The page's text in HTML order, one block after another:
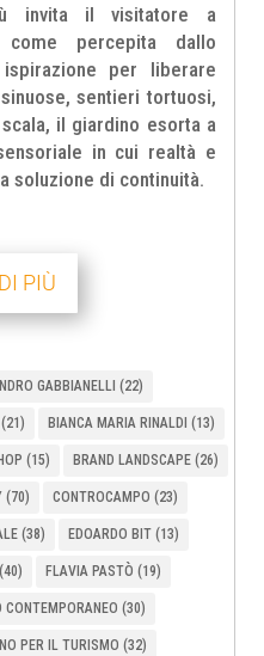
invita il visitatore a
percepita dallo
per liberare
sentieri tortuosi,
il giardino esorta a
in cui realtà e
soluzione di continuità.
PIÙ
GABBIANELLI (22)
(21) BIANCA MARIA RINALDI (13)
(15) BRAND LANDSCAPE (26)
(70) CONTROCAMPO (23)
(38) EDOARDO BIT (13)
(40) FLAVIA PASTÒ (19)
CONTEMPORANEO (30)
PER IL TURISMO (32)